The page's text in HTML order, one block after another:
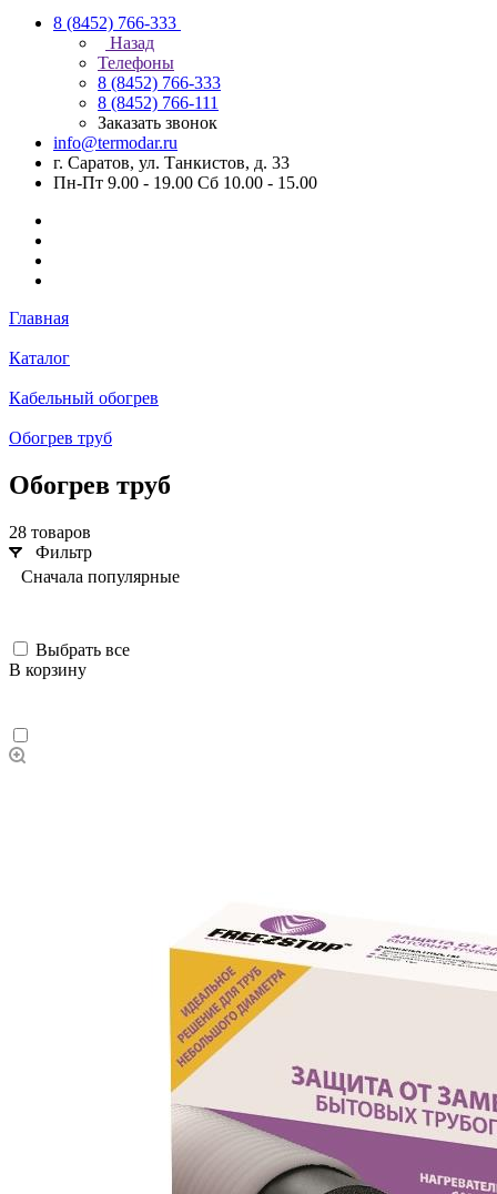
8 (8452) 766-333
Назад
Телефоны
8 (8452) 766-333
8 (8452) 766-111
Заказать звонок
info@termodar.ru
г. Саратов, ул. Танкистов, д. 33
Пн-Пт 9.00 - 19.00 Сб 10.00 - 15.00
Главная
Каталог
Кабельный обогрев
Обогрев труб
Обогрев труб
28 товаров
Фильтр
Сначала популярные
Выбрать все
В корзину